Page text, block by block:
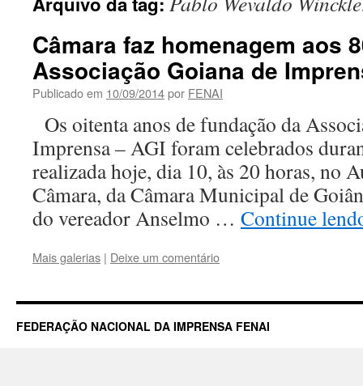
Câmara faz homenagem aos
Associação Goiana de
Publicado em 10/09/2014por FENAI
Os oitenta anos de fundação da
Imprensa – AGI foram celebrados
realizada hoje, dia 10, às 20 horas, no
Câmara, da Câmara Municipal de
do vereador Anselmo … Continue
Mais galerias | Deixe um comentário
FEDERAÇÃO NACIONAL DA IMPRENSA FENAI